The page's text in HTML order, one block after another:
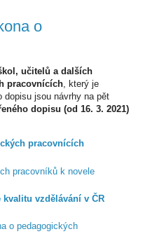
o
učitelů a dalších
pracovnících, který je
dopisu jsou návrhy na pět
dopisu (od 16. 3. 2021)
pracovnících
pracovníků k novele
vzdělávání v ČR
o pedagogických